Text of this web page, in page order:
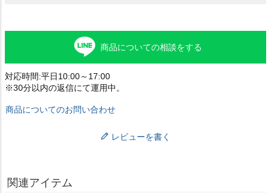
商品についての相談をする
対応時間:平日10:00～17:00
※30分以内の返信にて運用中。
商品についてのお問い合わせ
レビューを書く
関連アイテム